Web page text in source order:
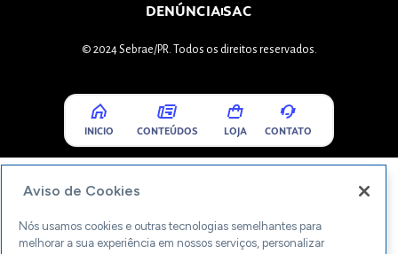
DENÚNCIASAC
© 2024 Sebrae/PR. Todos os direitos reservados.
INICIO CONTEÚDOS LOJA CONTATO
Aviso de Cookies
Nós usamos cookies e outras tecnologias semelhantes para
melhorar a sua experiência em nossos serviços, personalizar